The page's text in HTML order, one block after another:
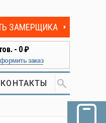
ЗАМЕРЩИКА
- 0 ₽
заказ
КОНТАКТЫ